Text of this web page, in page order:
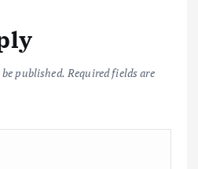
p
p k
published. Required fields are